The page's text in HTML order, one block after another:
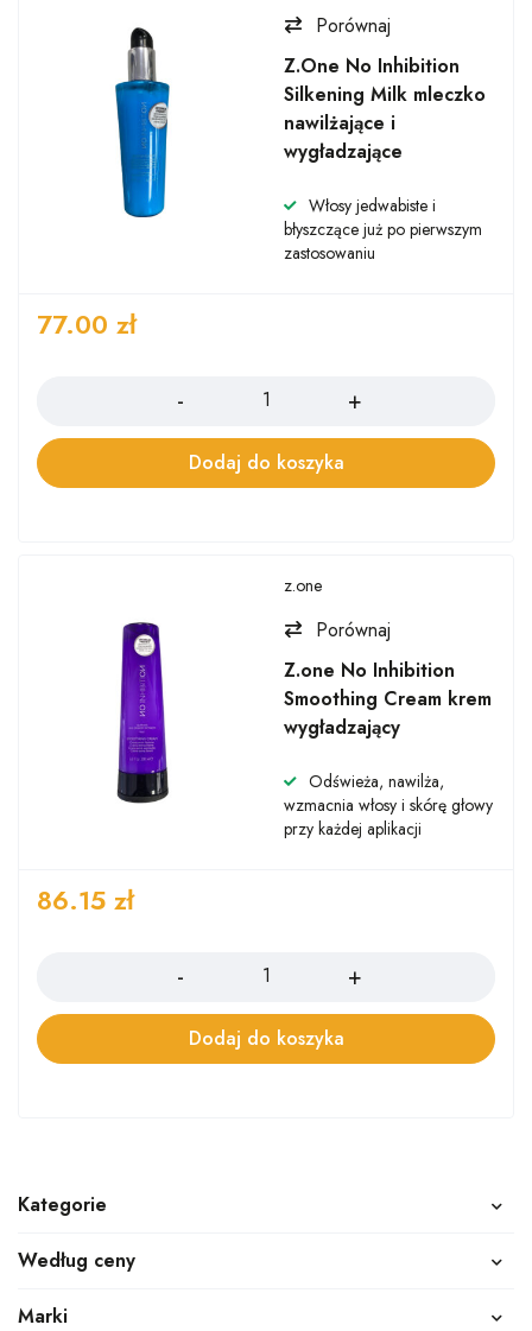
Kategorie
Według ceny
Marki
Porównaj
Z.One No Inhibition
Silkening Milk mleczko
nawilżające i
wygładzające
Włosy jedwabiste i
błyszczące już po pierwszym
zastosowaniu
77.00 zł
Dodaj do koszyka
z.one
Porównaj
Z.one No Inhibition
Smoothing Cream krem
wygładzający
Odświeża, nawilża,
wzmacnia włosy i skórę głowy
przy każdej aplikacji
86.15 zł
Dodaj do koszyka